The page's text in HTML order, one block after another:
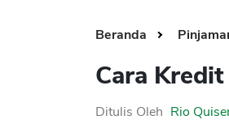
Beranda
Cara
Ditulis Oleh Rio